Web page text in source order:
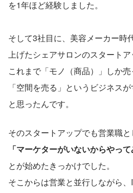
を1年ほど経験しました。
そして3社目に、美容メーカー時
上げたシェアサロンのスタートア
これまで「モノ（商品）」しか売
「空間を売る」というビジネス
と思ったんです。
そのスタートアップでも営業職と
「マーケターがいないからやって
とが始めたきっかけでした。
そこからは営業と並行しながら